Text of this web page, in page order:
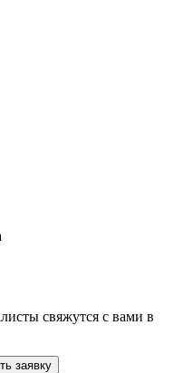
свяжутся с вами в
заявку